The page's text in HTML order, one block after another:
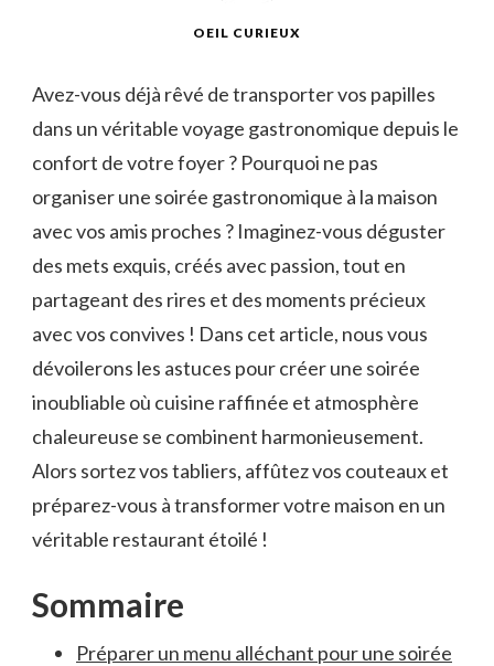
OEIL CURIEUX
Avez-vous ​déjà rêvé de transporter vos papilles
dans un véritable⁢ voyage gastronomique depuis ‍le
confort de votre ​foyer ? Pourquoi ne pas
organiser ⁤une soirée gastronomique à la maison
avec vos amis proches‌ ? Imaginez-vous déguster‌
des⁢ mets⁢ exquis,⁢ créés avec passion, tout en
partageant des rires et des moments précieux
avec vos convives ! Dans cet article, nous vous
dévoilerons les astuces⁣ pour créer une soirée
inoubliable où⁣ cuisine raffinée et‍ atmosphère
chaleureuse ⁣se combinent‍ harmonieusement.
Alors sortez ⁤vos ‍tabliers, affûtez vos couteaux et
préparez-vous à transformer votre maison en un
véritable ‍restaurant étoilé !
Sommaire
Préparer un ‌menu alléchant pour une soirée